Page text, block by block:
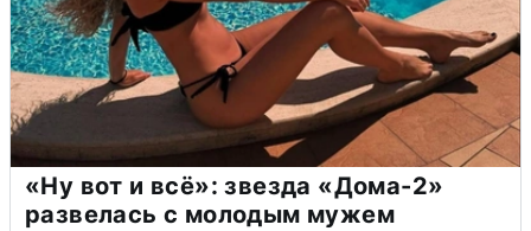
«Ну вот и всё»: звезда «Дома-2»
развелась с молодым мужем